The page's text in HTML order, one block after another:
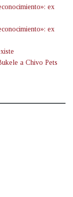
ex
ex
a Chivo Pets